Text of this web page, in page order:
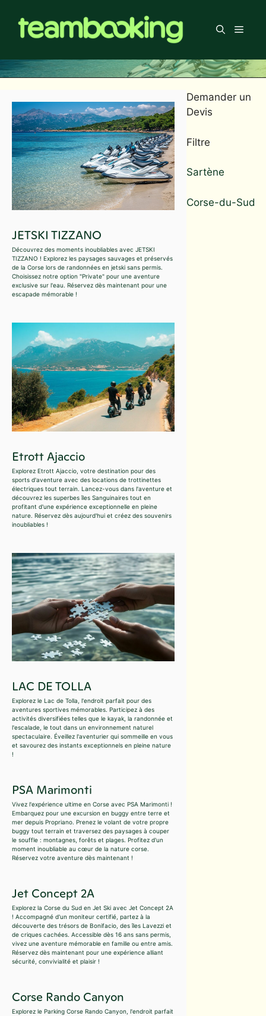
contenu
Menu
JETSKI TIZZANO
Découvrez des moments inoubliables avec JETSKI
TIZZANO ! Explorez les paysages sauvages et préservés
de la Corse lors de randonnées en jetski sans permis.
Choisissez notre option "Private" pour une aventure
exclusive sur l'eau. Réservez dès maintenant pour une
escapade mémorable !
Etrott Ajaccio
Explorez Etrott Ajaccio, votre destination pour des
sports d'aventure avec des locations de trottinettes
électriques tout terrain. Lancez-vous dans l'aventure et
découvrez les superbes îles Sanguinaires tout en
profitant d'une expérience exceptionnelle en pleine
nature. Réservez dès aujourd'hui et créez des souvenirs
inoubliables !
LAC DE TOLLA
Explorez le Lac de Tolla, l'endroit parfait pour des
aventures sportives mémorables. Participez à des
activités diversifiées telles que le kayak, la randonnée et
l'escalade, le tout dans un environnement naturel
spectaculaire. Éveillez l'aventurier qui sommeille en vous
et savourez des instants exceptionnels en pleine nature
!
PSA Marimonti
Vivez l'expérience ultime en Corse avec PSA Marimonti !
Embarquez pour une excursion en buggy entre terre et
mer depuis Propriano. Prenez le volant de votre propre
buggy tout terrain et traversez des paysages à couper
le souffle : montagnes, forêts et plages. Profitez d'un
moment inoubliable au cœur de la nature corse.
Réservez votre aventure dès maintenant !
Jet Concept 2A
Explorez la Corse du Sud en Jet Ski avec Jet Concept 2A
! Accompagné d'un moniteur certifié, partez à la
découverte des trésors de Bonifacio, des îles Lavezzi et
de criques cachées. Accessible dès 16 ans sans permis,
vivez une aventure mémorable en famille ou entre amis.
Réservez dès maintenant pour une expérience alliant
sécurité, convivialité et plaisir !
Corse Rando Canyon
Explorez le Parking Corse Rando Canyon, l'endroit parfait
Demander un
Devis
Filtre
Sartène
Corse-du-Sud